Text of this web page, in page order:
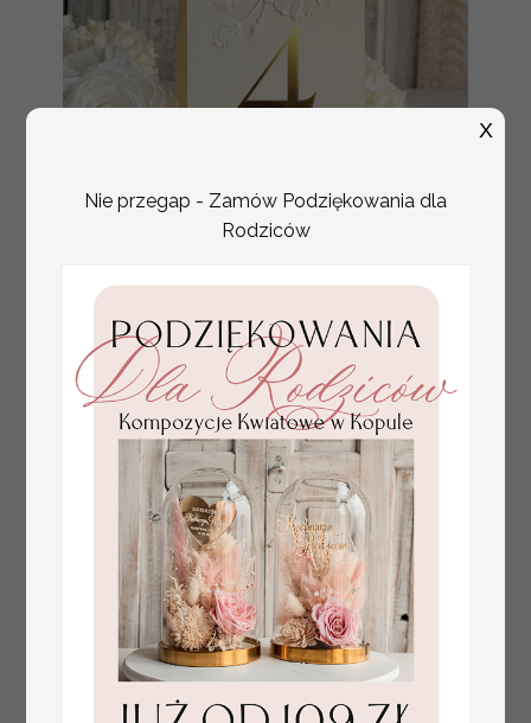
numerki na stół weselny
z tłoczonymi kwiatami,
eleganckie numerki na
stoły weselne, tłoczone
numerki na stół weselny,
dekoracja stołów
weselnych tłoczone
Promocja:
10 PLN /13.00 PLN
Nie przegap - Zamów Podziękowania dla
Rodziców
X